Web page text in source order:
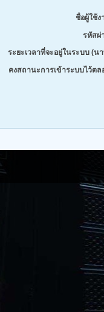
ชื่อผู้ใช้ง
รหัสผ่
ระยะเวลาที่จะอยู่ในระบบ (น
คงสถานะการเข้าระบบไว้ตล